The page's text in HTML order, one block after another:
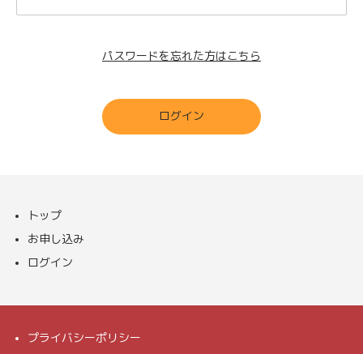
パスワードを忘れた方はこちら
ログイン
プライバシーポリシー
トップ
お申し込み
ログイン